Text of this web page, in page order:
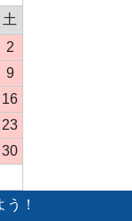
土
2
9
16
23
30
！